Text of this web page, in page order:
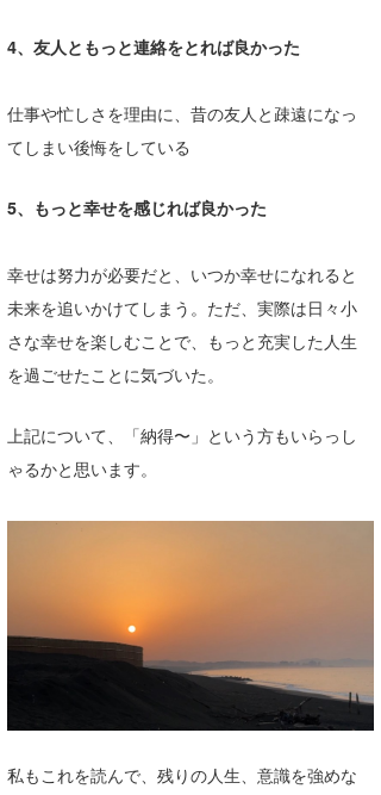
4、友人ともっと連絡をとれば良かった
仕事や忙しさを理由に、昔の友人と疎遠になっ
てしまい後悔をしている
5、もっと幸せを感じれば良かった
幸せは努力が必要だと、いつか幸せになれると
未来を追いかけてしまう。ただ、実際は日々小
さな幸せを楽しむことで、もっと充実した人生
を過ごせたことに気づいた。
上記について、「納得〜」という方もいらっし
ゃるかと思います。
私もこれを読んで、残りの人生、意識を強めな
米山予報士
予報士 hiro.
banpaku
Mr.K
chappy